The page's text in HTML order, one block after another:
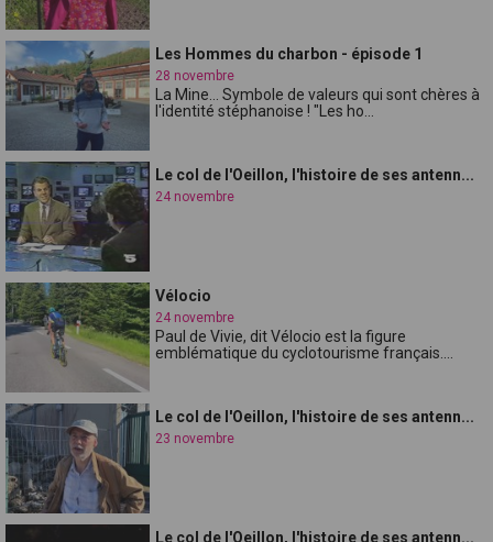
Les Hommes du charbon - épisode 1
28 novembre
La Mine... Symbole de valeurs qui sont chères à
l'identité stéphanoise ! "Les ho...
Le col de l'Oeillon, l'histoire de ses antenn...
24 novembre
Vélocio
24 novembre
Paul de Vivie, dit Vélocio est la figure
emblématique du cyclotourisme français....
Le col de l'Oeillon, l'histoire de ses antenn...
23 novembre
Le col de l'Oeillon, l'histoire de ses antenn...